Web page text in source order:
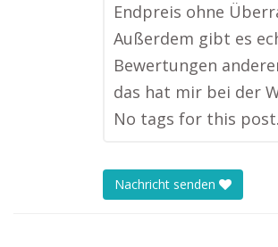
Endpreis ohne
Außerdem gibt es
Bewertungen
das hat mir bei der
No tags for this post.
Nachricht senden